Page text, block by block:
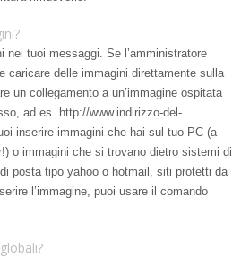
nei tuoi messaggi. Se l’amministratore
caricare delle immagini direttamente sulla
un collegamento a un’immagine ospitata
ad es. http://www.indirizzo-del-
inserire immagini che hai sul tuo PC (a
o immagini che si trovano dietro sistemi di
posta tipo yahoo o hotmail, siti protetti da
l’immagine, puoi usare il comando